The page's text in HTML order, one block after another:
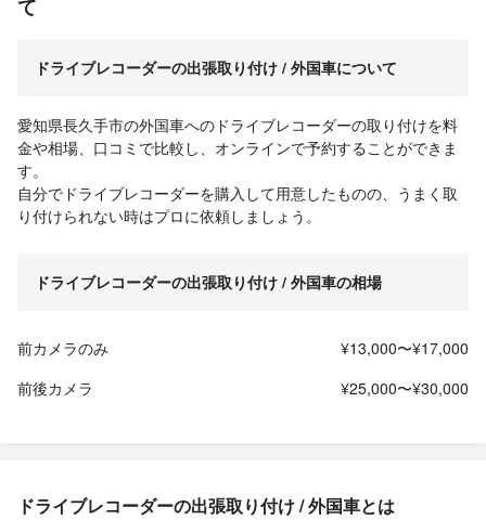
て
ドライブレコーダーの出張取り付け / 外国車について
愛知県長久手市の外国車へのドライブレコーダーの取り付けを料
金や相場、口コミで比較し、オンラインで予約することができま
す。
自分でドライブレコーダーを購入して用意したものの、うまく取
り付けられない時はプロに依頼しましょう。
ドライブレコーダーの出張取り付け / 外国車の相場
前カメラのみ
¥13,000〜¥17,000
前後カメラ
¥25,000〜¥30,000
ドライブレコーダーの出張取り付け / 外国車とは